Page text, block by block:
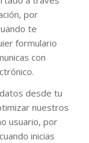
por
te
formulario
con
desde tu
nuestros
usuario, por
inicias